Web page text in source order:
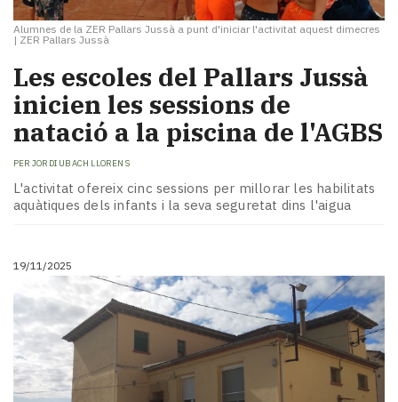
Alumnes de la ZER Pallars Jussà a punt d'iniciar l'activitat aquest dimecres
| ZER Pallars Jussà
Les escoles del Pallars Jussà
inicien les sessions de
natació a la piscina de l'AGBS
PER JORDI UBACH LLORENS
L'activitat ofereix cinc sessions per millorar les habilitats
aquàtiques dels infants i la seva seguretat dins l'aigua
19/11/2025